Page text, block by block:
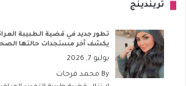
تريندينج
تطور جديد في قضية الطبيبة
يكشف آخر مستجدات حالتها
يوليو 7, 2026
By محمد فرحات